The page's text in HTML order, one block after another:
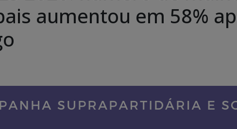
aumentou em 58%